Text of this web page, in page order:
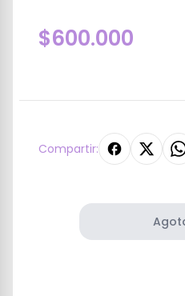
$600.000
Compartir: